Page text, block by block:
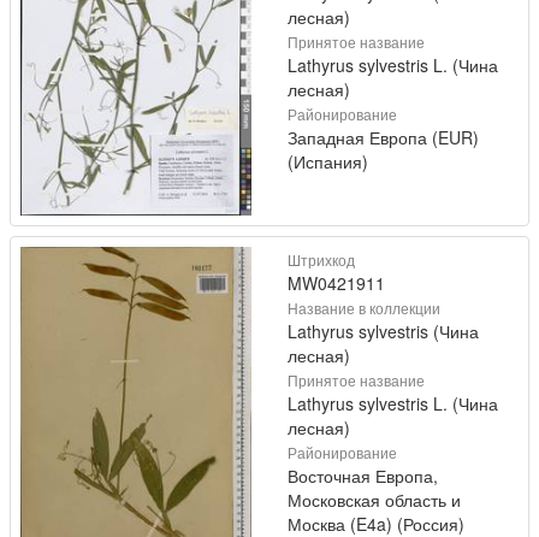
лесная)
Принятое название
Lathyrus sylvestris L. (Чина
лесная)
Районирование
Западная Европа (EUR)
(Испания)
Штрихкод
MW0421911
Название в коллекции
Lathyrus sylvestris (Чина
лесная)
Принятое название
Lathyrus sylvestris L. (Чина
лесная)
Районирование
Восточная Европа,
Московская область и
Москва (E4a) (Россия)